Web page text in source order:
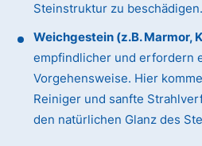
Steinstruktur zu beschädigen.
Weichgestein (z.B. Marmor,
empfindlicher und erfordern
Vorgehensweise. Hier
Reiniger und sanfte
den natürlichen Glanz des